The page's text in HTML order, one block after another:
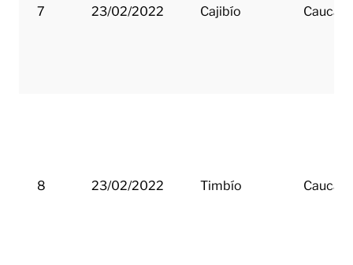
7 23/02/2022 Cajibío Cauca
8 23/02/2022 Timbío Cauca